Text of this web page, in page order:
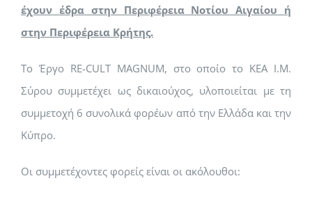
έχουν έδρα στην Περιφέρεια Νοτίου Αιγαίου ή
στην Περιφέρεια Κρήτης.
Το Έργο RE-CULT MAGNUM, στο οποίο το ΚΕΑ Ι.Μ.
Σύρου συμμετέχει ως δικαιούχος, υλοποιείται με τη
συμμετοχή 6 συνολικά φορέων από την Ελλάδα και την
Κύπρο.
Οι συμμετέχοντες φορείς είναι οι ακόλουθοι: